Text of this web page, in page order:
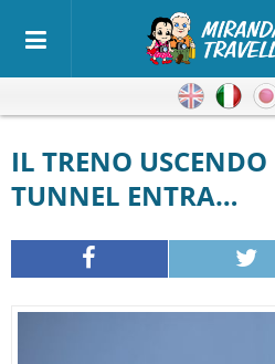
Inglese
IL TRENO USCENDO DA UN LUNGO
TUNNEL ENTRA…